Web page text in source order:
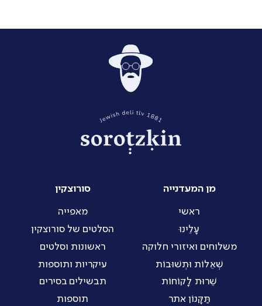
מן המעדנייה
ראשי
עָלֵינוּ
משלוחים ואיזורי חלוקה
שְׁאֵלוֹת וּתְשׁוּבוֹת
שֵׁרוּת לָקוֹחוֹת
תַּקָּנוֹן אתר
סורוצקין
מאפייה
הסלטים של סורוצקין
ראשונות וסלטים
עיקריות ותוספות
תבשילים בסירים
תוספות